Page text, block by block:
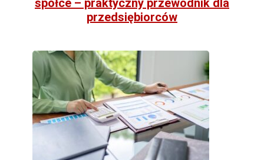
spółce – praktyczny przewodnik dla
przedsiębiorców